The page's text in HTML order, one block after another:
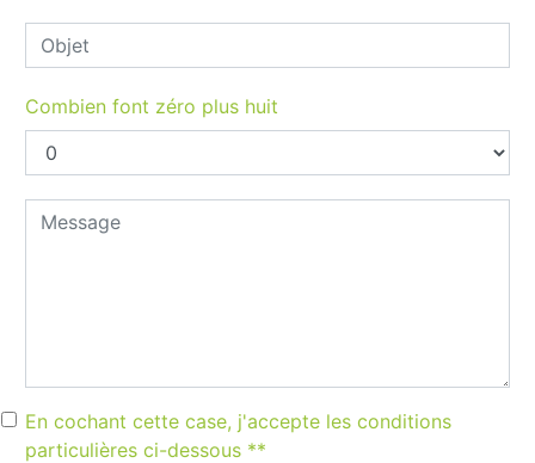
Combien font zéro plus huit
En cochant cette case, j'accepte les conditions
particulières ci-dessous **